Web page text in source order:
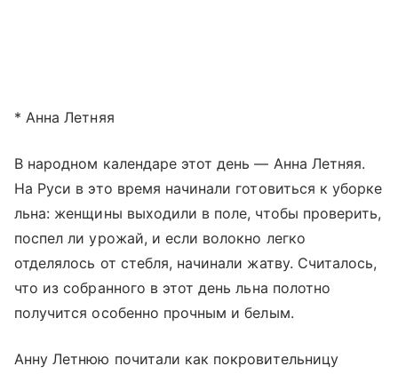
* Анна Летняя
В народном календаре этот день — Анна Летняя.
На Руси в это время начинали готовиться к уборке
льна: женщины выходили в поле, чтобы проверить,
поспел ли урожай, и если волокно легко
отделялось от стебля, начинали жатву. Считалось,
что из собранного в этот день льна полотно
получится особенно прочным и белым.
Анну Летнюю почитали как покровительницу